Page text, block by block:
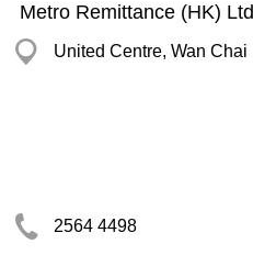
Metro Remittance (HK) Ltd
United Centre, Wan Chai
2564 4498